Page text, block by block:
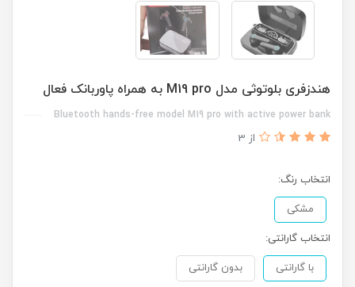
هندزفری بلوتوثی مدل M19 pro به همراه پاوربانک فعال
Bluetooth hands-free model M19 pro with active power bank
از 3
انتخاب رنگ:
مشکی
انتخاب گارانتی:
با گارانتی بدون گارانتی